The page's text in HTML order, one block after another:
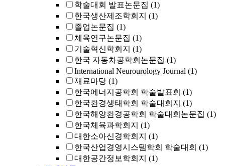
학술대회 발표논문집 (1)
한국생산제조학회지 (1)
졸업논문집 (1)
체육연구논문집 (1)
기술혁신학회지 (1)
한국 자동차공학회논문집 (1)
International Neurourology Journal (1)
재료마당 (1)
한국에너지공학회 학술발표회 (1)
한국환경생태학회 학술대회지 (1)
한국해양환경공학회 학술대회논문집 (1)
한국체육과학회지 (1)
대한소아신경학회지 (1)
한국산업경영시스템학회 학술대회 (1)
대한공간정보학회지 (1)